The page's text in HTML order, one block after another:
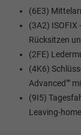
(6E3)
(3A2)
Rücksitzen
(2FE)
(4K6)
Advanced""
(9I5)
Leaving-